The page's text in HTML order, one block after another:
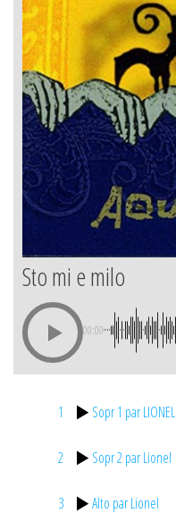
Sto mi e milo
00:00
1 Sopr 1 par LIONEL
2 Sopr 2 par Lionel
3 Alto par Lionel